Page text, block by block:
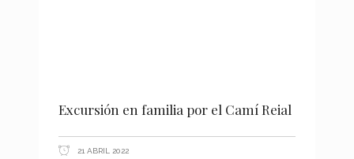
Excursión en familia por el Camí Reial
21 ABRIL 2022